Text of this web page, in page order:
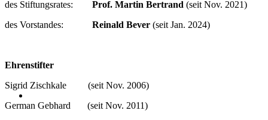
des Stiftungsrates: Prof. Martin Bertrand (seit Nov. 2021)
des Vorstandes: Reinald Bever (seit Jan. 2024)
Ehrenstifter
Sigrid Zischkale (seit Nov. 2006)
German Gebhard (seit Nov. 2011)